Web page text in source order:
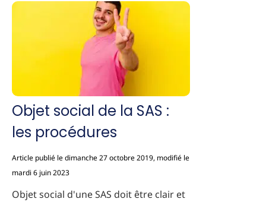
Objet social de la SAS :
les procédures
Article publié le dimanche 27 octobre 2019, modifié le
mardi 6 juin 2023
Objet social d'une SAS doit être clair et